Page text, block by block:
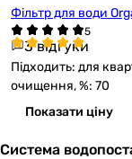
Фільтр для води
3 відгуки
Підходить: для
очищення, %: 70
Показати ціну
Система